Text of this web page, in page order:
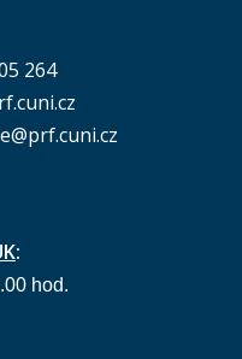
264
:
hod.